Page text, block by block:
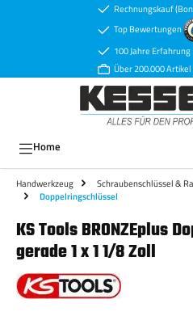
Zum Hauptinhalt springenRechnungskauf
Top Bewertungen
100 Jahre Erfahrung
Über 200.000
Home
Handwerkzeug Schraubenschlüssel &
Doppelringschlüssel
KS Tools BRONZEplus
gerade 1 x 1 1/8 Zoll